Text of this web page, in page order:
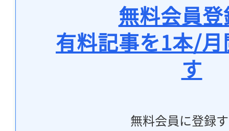
無料会員
有料記事を1本/
す
無料会員に登録